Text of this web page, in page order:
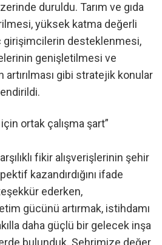
duruldu. Tarım ve gıda
yüksek katma değerli
girişimcilerin desteklenmesi,
genişletilmesi ve
artırılması gibi stratejik konular
ortak çalışma şart”
fikir alışverişlerinin şehir
kazandırdığını ifade
ederken,
gücünü artırmak, istihdamı
daha güçlü bir gelecek inşa
bulunduk. Şehrimize değer